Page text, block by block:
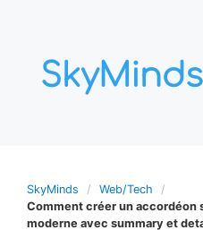
contenu
SkyMinds
Web/Tech
Comment créer un accordéon
moderne avec summary et